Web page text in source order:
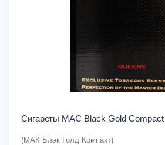
Сигареты MAC Black Gold Compact
(МАК Блэк Голд Компакт)